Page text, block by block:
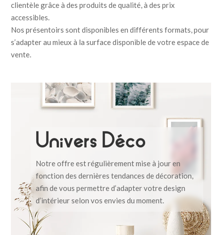
clientèle grâce à des produits de qualité, à des prix
accessibles.
Nos présentoirs sont disponibles en différents formats, pour
s’adapter au mieux à la surface disponible de votre espace de
vente.
Univers Déco
Notre offre est régulièrement mise à jour en
fonction des dernières tendances de décoration,
afin de vous permettre d’adapter votre design
d’intérieur selon vos envies du moment.